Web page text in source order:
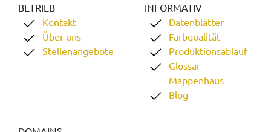
BETRIEB
Kontakt
Über uns
Stellenangebote
INFORMATIV
Datenblätter
Farbqualität
Produktionsablauf
Glossar
Mappenhaus
Blog